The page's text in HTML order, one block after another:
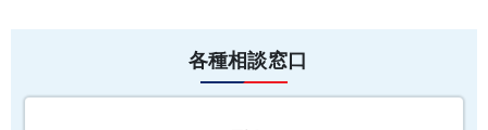
各種相談窓口